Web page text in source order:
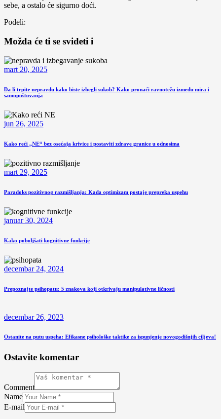
sebe, a ostalo će sigurno doći.
Podeli:
Možda će ti se svideti i
mart 20, 2025
Da li trpite nepravdu kako biste izbegli sukob? Kako pronaći ravnotežu između mira i
samopoštovanja
jun 26, 2025
Kako reći „NE“ bez osećaja krivice i postaviti zdrave granice u odnosima
mart 29, 2025
Paradoks pozitivnog razmišljanja: Kada optimizam postaje prepreka uspehu
januar 30, 2024
Kako poboljšati kognitivne funkcije
decembar 24, 2024
Prepoznajte psihopatu: 5 znakova koji otkrivaju manipulativne ličnosti
decembar 26, 2023
Ostanite na putu uspeha: Efikasne psihološke taktike za ispunjenje novogodišnjih ciljeva!
Ostavite komentar
Comment
Name
E-mail